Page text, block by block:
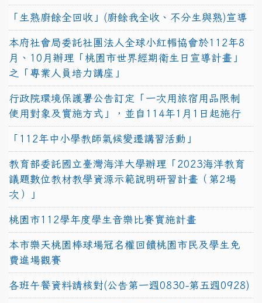
「生熟廚餘全回收」(廚餘我全收、不分生與熟)宣導
本府社會局委託社團法人全球小紅帽協會於112年8
月、10月辦理「桃園市世界經期衛生日宣導計畫」
之「專業人員培力講座」
行政院環境保護署公告訂定「一次用旅宿用品限制
使用對象及實施方式」，並自114年1月1日起施行
「112年中小學教師氣候變遷講習活動」
教育部委託國立臺灣海洋大學辦理「2023海洋教育
議題數位教材教學資源示範說明研習計畫（第2場
次）」
桃園市112學年度學生音樂比賽實施計畫
本市樂天桃園棒球場冠名權回饋桃園市民及學生免
費進場觀賽
各班午餐資料請核對(公告第一週0830-第五週0928)